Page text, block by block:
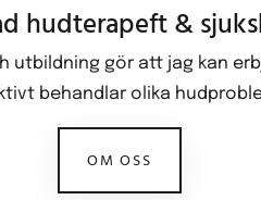
hudterapeft &
utbildning gör att jag kan
behandlar olika
OM OSS